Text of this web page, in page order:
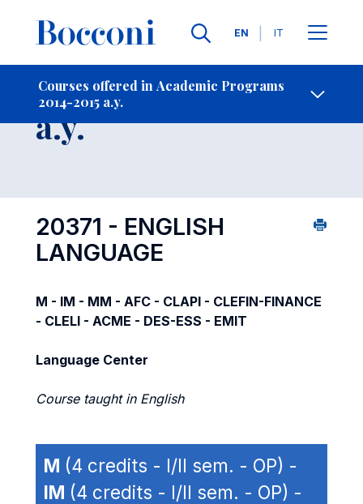
Languages
EN IT
Courses offered in Academic Programs
2014-2015 a.y.
- Contact Us
Course 2014-2015
a.y.
20371 - ENGLISH
LANGUAGE
M - IM - MM - AFC - CLAPI - CLEFIN-FINANCE
- CLELI - ACME - DES-ESS - EMIT
Language Center
Course taught in English
M (4 credits - I/II sem. - OP) -
IM (4 credits - I/II sem. - OP) -